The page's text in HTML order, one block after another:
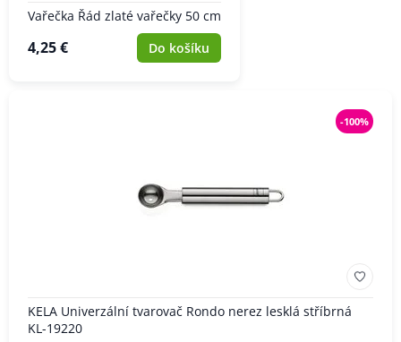
Vařečka Řád zlaté vařečky 50 cm
4,25 € Do košíku
-100%
KELA Univerzální tvarovač Rondo nerez lesklá stříbrná
KL-19220